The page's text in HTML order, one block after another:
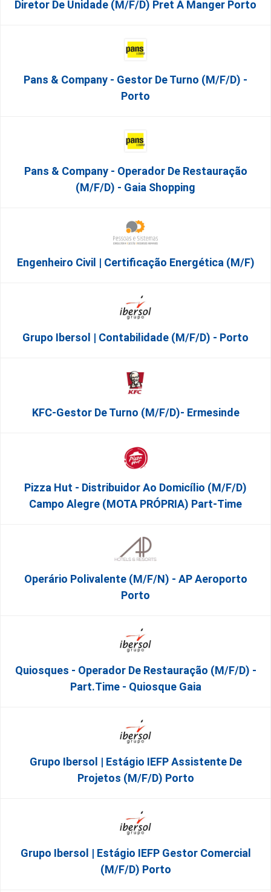
Diretor De Unidade (m/f/d) Pret A Manger Porto
Pans & Company - Gestor De Turno (m/f/d) -
Porto
Pans & Company - Operador De Restauração
(m/f/d) - Gaia Shopping
Engenheiro Civil | Certificação Energética (m/f)
Grupo Ibersol | Contabilidade (m/f/d) - Porto
KFC-Gestor De Turno (m/f/d)- Ermesinde
Pizza Hut - Distribuidor Ao Domicílio (m/f/d)
Campo Alegre (MOTA PRÓPRIA) Part-Time
Operário Polivalente (m/f/n) - AP Aeroporto
Porto
Quiosques - Operador De Restauração (m/f/d) -
Part.time - Quiosque Gaia
Grupo Ibersol | Estágio IEFP Assistente De
Projetos (m/f/d) Porto
Grupo Ibersol | Estágio IEFP Gestor Comercial
(m/f/d) Porto